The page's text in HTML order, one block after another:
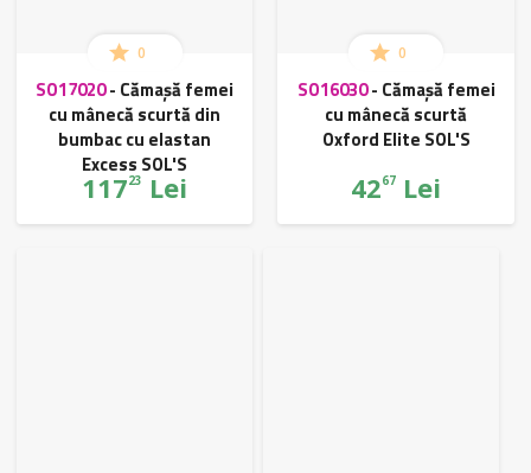
0
SO17020- Cămașă femei
cu mânecă scurtă din
bumbac cu elastan
Excess SOL'S
11723 Lei
0
SO16030- Cămașă femei
cu mânecă scurtă
Oxford Elite SOL'S
4267 Lei